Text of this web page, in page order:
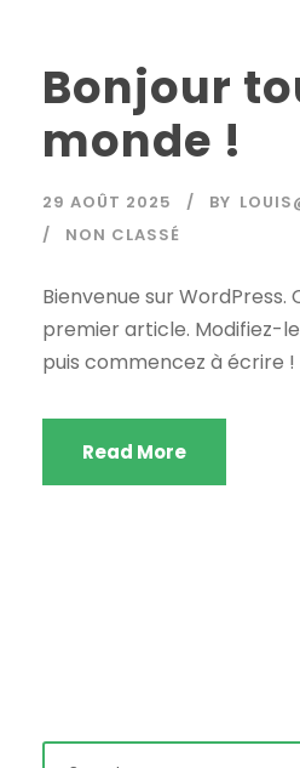
Bonjour
monde !
29 AOÛT 2025 BY
NON CLASSÉ
Bienvenue sur WordPress.
premier article. Modifiez-
puis commencez à écrire !
Read More